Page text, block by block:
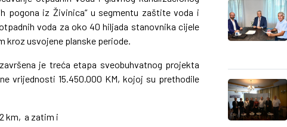
pogona iz Živinica“ u segmentu zaštite voda i
voda za oko 40 hiljada stanovnika cijele
kroz usvojene planske periode.
je treća etapa sveobuhvatnog projekta
vrijednosti 15.450.000 KM, kojoj su prethodile
km, a zatim i